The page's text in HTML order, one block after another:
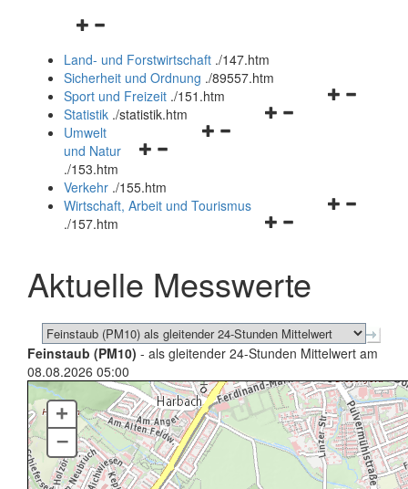
Navigationsmenü
und
schließen
Land- und Forstwirtschaft ./147.htm
Sicherheit und Ordnung ./89557.htm
Navigationsmenü
Sport und Freizeit ./151.htm
Navigationsmenü
Statistik ./statistik.htm
Navigationsmenü
und
schließen
Umwelt
und Natur
./153.htm
Verkehr ./155.htm
Navigationsmenü
schließen
Wirtschaft, Arbeit und Tourismus
./157.htm
Aktuelle Messwerte
Feinstaub (PM10) - als gleitender 24-Stunden Mittelwert am
08.08.2026 05:00
+
–